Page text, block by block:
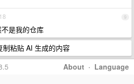
9
是我的仓库
制粘贴 AI 生成的内容
About · Language